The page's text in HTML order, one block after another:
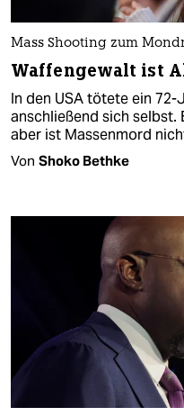
Mass Shooting zum
Waffengewalt ist
In den USA tötete ein 72-
anschließend sich selbst.
aber ist Massenmord
Von Shoko Bethke